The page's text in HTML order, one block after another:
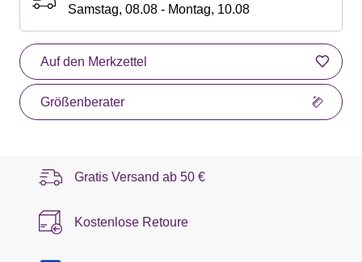
Samstag, 08.08 - Montag, 10.08
Auf den Merkzettel
Größenberater
Gratis Versand ab 50 €
Kostenlose Retoure